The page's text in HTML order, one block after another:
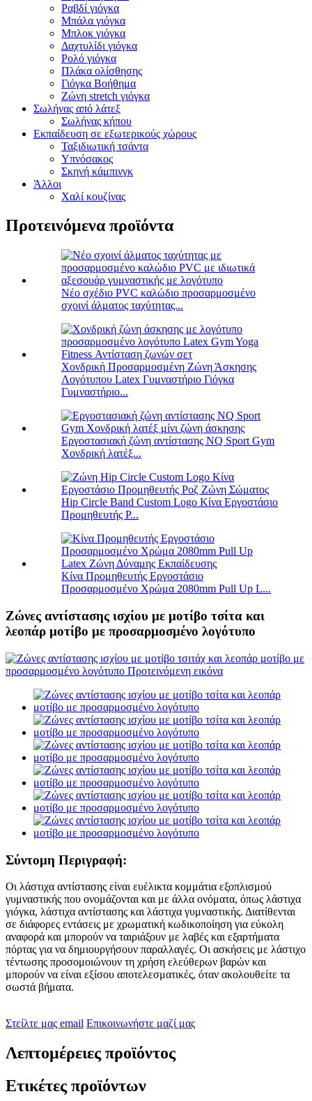
Ραβδί γιόγκα
Μπάλα γιόγκα
Μπλοκ γιόγκα
Δαχτυλίδι γιόγκα
Ρολό γιόγκα
Πλάκα ολίσθησης
Γιόγκα Βοήθημα
Ζώνη stretch γιόγκα
Σωλήνας από λάτεξ
Σωλήνας κήπου
Εκπαίδευση σε εξωτερικούς χώρους
Ταξιδιωτική τσάντα
Υπνόσακος
Σκηνή κάμπινγκ
Άλλοι
Χαλί κουζίνας
Προτεινόμενα προϊόντα
Νέο σχέδιο PVC καλώδιο προσαρμοσμένο
σχοινί άλματος ταχύτητας...
Χονδρική Προσαρμοσμένη Ζώνη Άσκησης
Λογότυπου Latex Γυμναστήριο Γιόγκα
Γυμναστήριο...
Εργοστασιακή ζώνη αντίστασης NQ Sport Gym
Χονδρική λατέξ...
Hip Circle Band Custom Logo Κίνα Εργοστάσιο
Προμηθευτής P...
Κίνα Προμηθευτής Εργοστάσιο
Προσαρμοσμένο Χρώμα 2080mm Pull Up L...
Ζώνες αντίστασης ισχίου με μοτίβο τσίτα και
λεοπάρ μοτίβο με προσαρμοσμένο λογότυπο
Σύντομη Περιγραφή:
Οι λάστιχα αντίστασης είναι ευέλικτα κομμάτια εξοπλισμού
γυμναστικής που ονομάζονται και με άλλα ονόματα, όπως λάστιχα
γιόγκα, λάστιχα αντίστασης και λάστιχα γυμναστικής. Διατίθενται
σε διάφορες εντάσεις με χρωματική κωδικοποίηση για εύκολη
αναφορά και μπορούν να ταιριάξουν με λαβές και εξαρτήματα
πόρτας για να δημιουργήσουν παραλλαγές. Οι ασκήσεις με λάστιχο
τέντωσης προσομοιώνουν τη χρήση ελεύθερων βαρών και
μπορούν να είναι εξίσου αποτελεσματικές, όταν ακολουθείτε τα
σωστά βήματα.
Στείλτε μας email Επικοινωνήστε μαζί μας
Λεπτομέρειες προϊόντος
Ετικέτες προϊόντων